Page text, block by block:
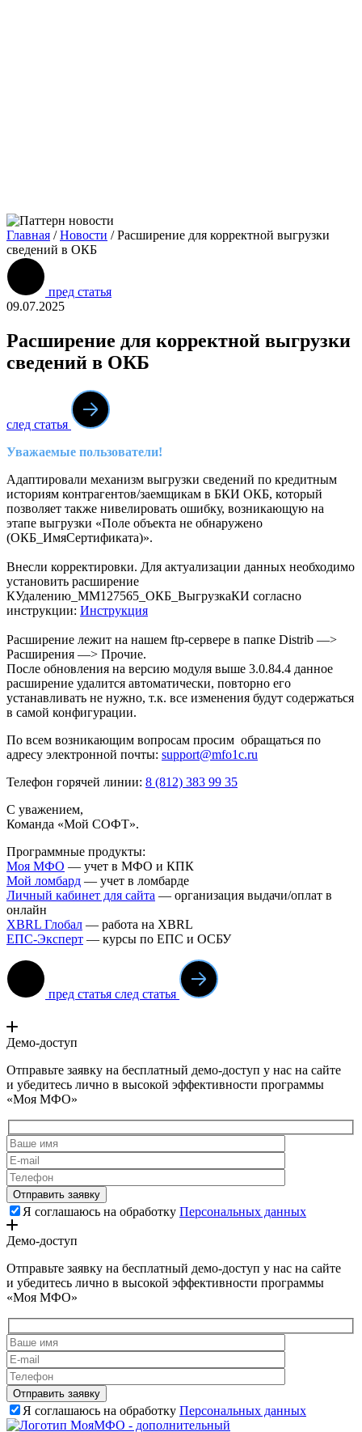
Главная /Новости /Расширение для корректной выгрузки
сведений в ОКБ
пред статья
09.07.2025
Расширение для корректной выгрузки
сведений в ОКБ
след статья
Уважаемые пользователи!
Адаптировали механизм выгрузки сведений по кредитным
историям контрагентов/заемщикам в БКИ ОКБ, который
позволяет также нивелировать ошибку, возникающую на
этапе выгрузки «Поле объекта не обнаружено
(ОКБ_ИмяСертификата)».
Внесли корректировки. Для актуализации данных необходимо
установить расширение
КУдалению_ММ127565_ОКБ_ВыгрузкаКИ согласно
инструкции: Инструкция
Расширение лежит на нашем ftp-сервере в папке Distrib —>
Расширения —> Прочие.
После обновления на версию модуля выше 3.0.84.4 данное
расширение удалится автоматически, повторно его
устанавливать не нужно, т.к. все изменения будут содержаться
в самой конфигурации.
По всем возникающим вопросам просим обращаться по
адресу электронной почты: support@mfo1c.ru
Телефон горячей линии: 8 (812) 383 99 35
С уважением,
Команда «Мой СОФТ».
Программные продукты:
Моя МФО — учет в МФО и КПК
Мой ломбард — учет в ломбарде
Личный кабинет для сайта — организация выдачи/оплат в
онлайн
XBRL Глобал — работа на XBRL
ЕПС-Эксперт — курсы по ЕПС и ОСБУ
пред статья след статья
Демо-доступ
Отправьте заявку на бесплатный демо-доступ у нас на сайте
и убедитесь лично в высокой эффективности программы
«Моя МФО»
Я соглашаюсь на обработку Персональных данных
Демо-доступ
Отправьте заявку на бесплатный демо-доступ у нас на сайте
и убедитесь лично в высокой эффективности программы
«Моя МФО»
Я соглашаюсь на обработку Персональных данных